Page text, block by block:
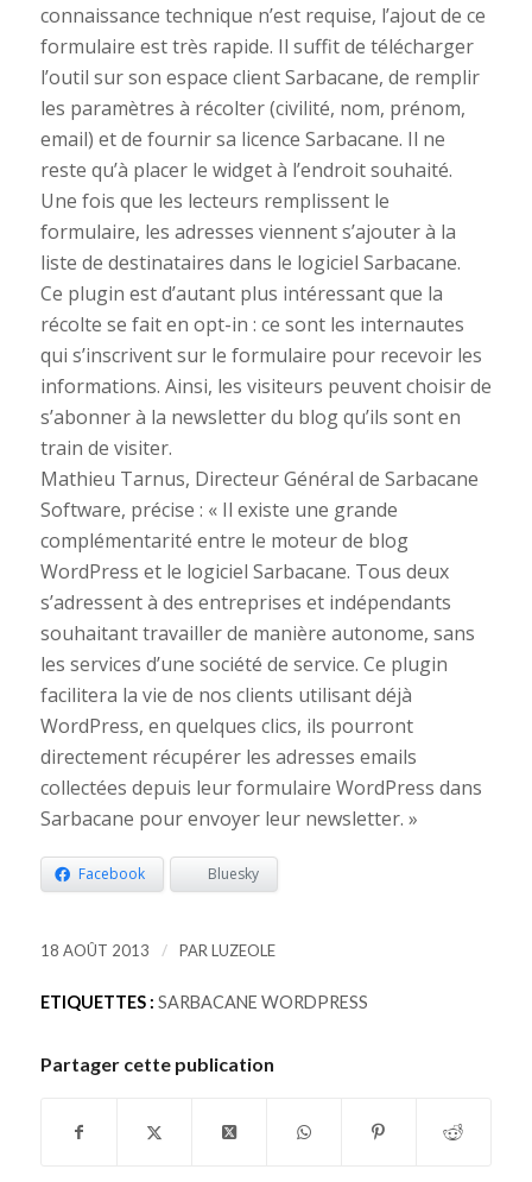
connaissance technique n’est requise, l’ajout de ce
formulaire est très rapide. Il suffit de télécharger
l’outil sur son espace client Sarbacane, de remplir
les paramètres à récolter (civilité, nom, prénom,
email) et de fournir sa licence Sarbacane. Il ne
reste qu’à placer le widget à l’endroit souhaité.
Une fois que les lecteurs remplissent le
formulaire, les adresses viennent s’ajouter à la
liste de destinataires dans le logiciel Sarbacane.
Ce plugin est d’autant plus intéressant que la
récolte se fait en opt-in : ce sont les internautes
qui s’inscrivent sur le formulaire pour recevoir les
informations. Ainsi, les visiteurs peuvent choisir de
s’abonner à la newsletter du blog qu’ils sont en
train de visiter.
Mathieu Tarnus, Directeur Général de Sarbacane
Software, précise : « Il existe une grande
complémentarité entre le moteur de blog
WordPress et le logiciel Sarbacane. Tous deux
s’adressent à des entreprises et indépendants
souhaitant travailler de manière autonome, sans
les services d’une société de service. Ce plugin
facilitera la vie de nos clients utilisant déjà
WordPress, en quelques clics, ils pourront
directement récupérer les adresses emails
collectées depuis leur formulaire WordPress dans
Sarbacane pour envoyer leur newsletter. »
Facebook Bluesky
18 AOÛT 2013 / PARLUZEOLE
ETIQUETTES : SARBACANE WORDPRESS
Partager cette publication